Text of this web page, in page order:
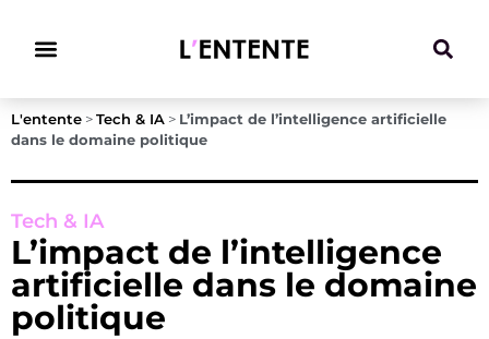
L'entente > Tech & IA > L’impact de l’intelligence artificielle
dans le domaine politique
Tech & IA
L’impact de l’intelligence
artificielle dans le domaine
politique